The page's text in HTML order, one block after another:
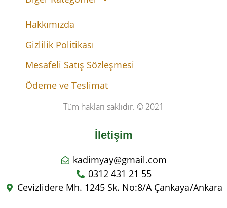
Hakkımızda
Gizlilik Politikası
Mesafeli Satış Sözleşmesi
Ödeme ve Teslimat
Tüm hakları saklıdır. © 2021
İletişim
kadimyay@gmail.com
0312 431 21 55
Cevizlidere Mh. 1245 Sk. No:8/A Çankaya/Ankara